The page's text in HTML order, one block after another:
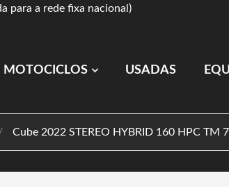
para a rede fixa nacional)
MOTOCICLOS USADAS
Cube 2022 STEREO HYBRID 160 HPC TM